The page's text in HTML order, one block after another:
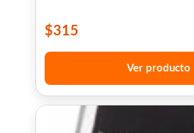
$315
Ver producto